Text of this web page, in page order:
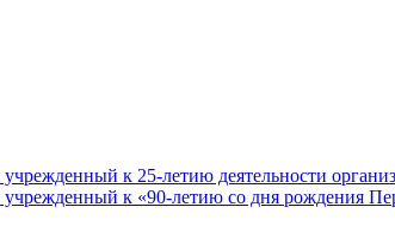
к 25-летию деятельности
к «90-летию со дня рождения